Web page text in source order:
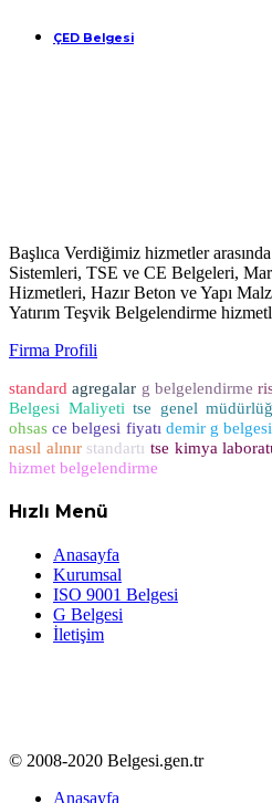
ÇED Belgesi
Başlıca Verdiğimiz hizmetler
Sistemleri, TSE ve CE Belgeleri,
Hizmetleri, Hazır Beton ve Yapı
Yatırım Teşvik Belgelendirme
Firma Profili
standard agregalar g belgelendirme
Belgesi Maliyeti tse genel
ohsas ce belgesi fiyatı demir g belgesi
nasıl alınır standartı tse kimya
hizmet belgelendirme
Hızlı Menü
Anasayfa
Kurumsal
ISO 9001 Belgesi
G Belgesi
İletişim
© 2008-2020 Belgesi.gen.tr
Anasayfa